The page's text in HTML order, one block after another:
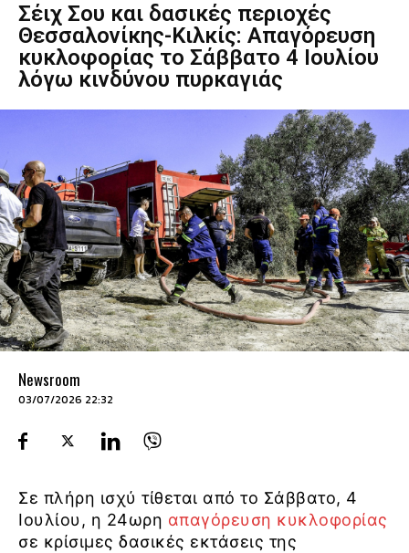
Σέιχ Σου και δασικές περιοχές
Θεσσαλονίκης-Κιλκίς: Απαγόρευση
κυκλοφορίας το Σάββατο 4 Ιουλίου
λόγω κινδύνου πυρκαγιάς
Newsroom
03/07/2026 22:32
Σε πλήρη ισχύ τίθεται από το Σάββατο, 4
Ιουλίου, η 24ωρη απαγόρευση κυκλοφορίας
σε κρίσιμες δασικές εκτάσεις της